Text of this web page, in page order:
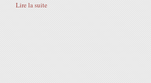
Lire la suite